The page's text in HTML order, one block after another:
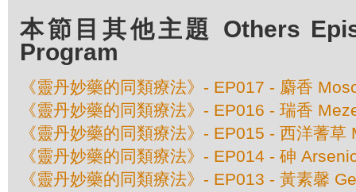
本節目其他主題 Others
Program
《靈丹妙藥的同類療法》- EP017 - 麝香
《靈丹妙藥的同類療法》- EP016 - 瑞香
《靈丹妙藥的同類療法》- EP015 - 西洋蓍
《靈丹妙藥的同類療法》- EP014 - 砷
《靈丹妙藥的同類療法》- EP013 - 黃素馨